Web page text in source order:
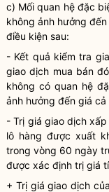
c) Mối quan hệ đặc
không ảnh hưởng
điều kiện sau:
- Kết quả kiểm tra
giao dịch mua bán
không có quan hệ
ảnh hưởng đến giá cả
- Trị giá giao dịch
lô hàng được xuất
trong vòng 60 ngày
được xác định trị giá
+ Trị giá giao dịch của